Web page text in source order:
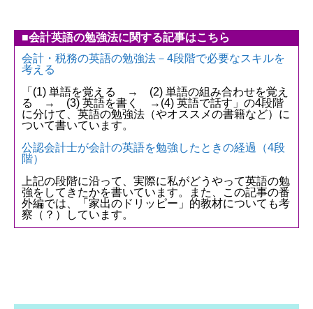
■会計英語の勉強法に関する記事はこちら
会計・税務の英語の勉強法－4段階で必要なスキルを
考える
「(1) 単語を覚える → (2) 単語の組み合わせを覚え
る → (3) 英語を書く →(4) 英語で話す」の4段階
に分けて、英語の勉強法（やオススメの書籍など）に
ついて書いています。
公認会計士が会計の英語を勉強したときの経過（4段
階）
上記の段階に沿って、実際に私がどうやって英語の勉
強をしてきたかを書いています。また、この記事の番
外編では、「家出のドリッピー」的教材についても考
察（？）しています。